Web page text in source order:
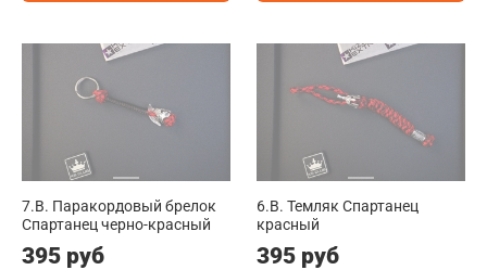
7.B. Паракордовый брелок
Спартанец черно-красный
395 руб
6.B. Темляк Спартанец
красный
395 руб